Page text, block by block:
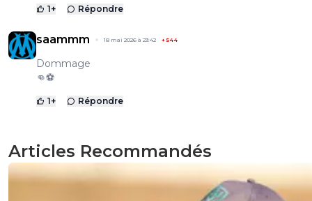
1+ Répondre
saammm 18 mai 2026 à 23:42 +544
Dommage
👊⚽
1+ Répondre
Articles Recommandés